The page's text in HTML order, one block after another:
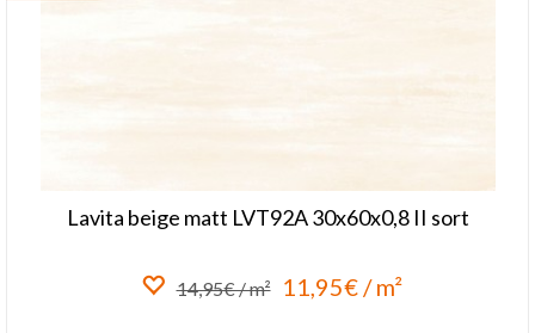
Lavita beige matt LVT92A 30x60x0,8 II sort
14,95€ / m² 11,95€ / m²